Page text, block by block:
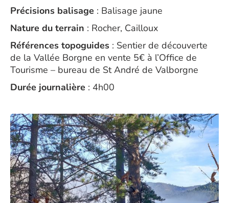
Précisions balisage : Balisage jaune
Nature du terrain : Rocher, Cailloux
Références topoguides : Sentier de découverte
de la Vallée Borgne en vente 5€ à l’Office de
Tourisme – bureau de St André de Valborgne
Durée journalière : 4h00